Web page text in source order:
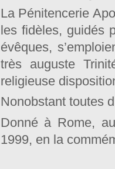
La Pénitencerie
les fidèles, guidés
évêques,
très auguste
religieuse
Nonobstant toutes
Donné à Rome,
1999, en la